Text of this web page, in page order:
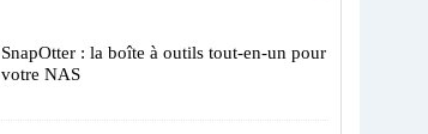
SnapOtter : la boîte à outils tout-en-un pour
votre NAS